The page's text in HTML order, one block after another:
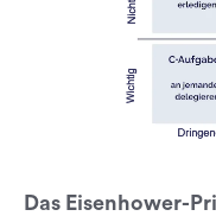
Das Eisenhower-